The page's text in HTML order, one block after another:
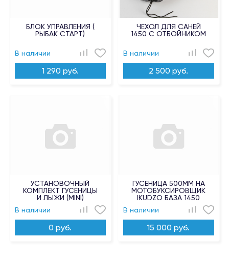
БЛОК УПРАВЛЕНИЯ (
РЫБАК СТАРТ)
В наличии
1 290 руб.
ЧЕХОЛ ДЛЯ САНЕЙ
1450 С ОТБОЙНИКОМ
В наличии
2 500 руб.
УСТАНОВОЧНЫЙ
КОМПЛЕКТ ГУСЕНИЦЫ
И ЛЫЖИ (MINI)
В наличии
0 руб.
ГУСЕНИЦА 500ММ НА
МОТОБУКСИРОВЩИК
IKUDZO БАЗА 1450
В наличии
15 000 руб.